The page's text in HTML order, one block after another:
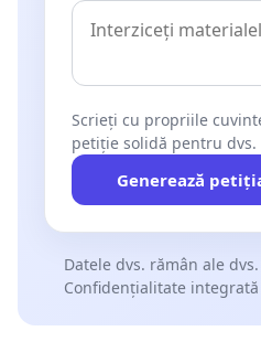
Scrieți cu propriile
petiție solidă pentru dvs.
Generează
Datele dvs. rămân ale dvs.
Confidențialitate